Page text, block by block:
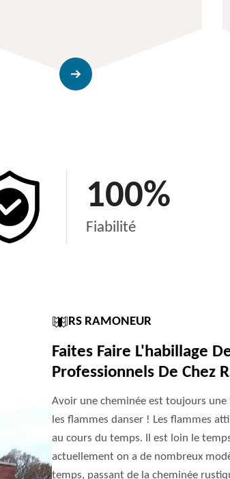
100%
Fiabilité
RS RAMONEUR
Faites Faire L'habillage
Professionnels De Chez
Avoir une cheminée est toujours
les flammes danser ! Les flammes
au cours du temps. Il est loin le
actuellement on a de nombreux
temps, passant de la cheminée